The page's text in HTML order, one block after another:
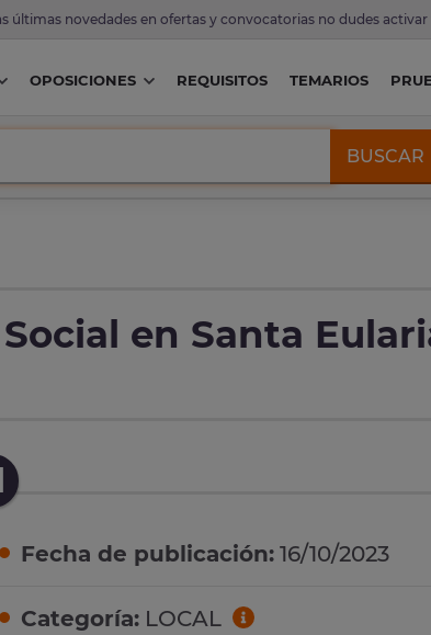
últimas novedades en ofertas y convocatorias no dudes activar
OPOSICIONES REQUISITOS TEMARIOS
BUSCAR
en Santa
Fecha de publicación: 16/10/2023
Categoría: LOCAL